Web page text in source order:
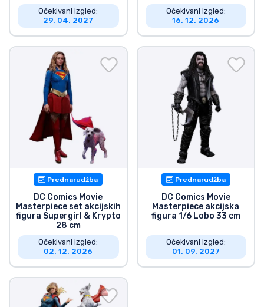
Očekivani izgled:
29. 04. 2027
Očekivani izgled:
16. 12. 2026
Prednarudžba
DC Comics Movie
Masterpiece set akcijskih
figura Supergirl & Krypto
28 cm
Očekivani izgled:
02. 12. 2026
Prednarudžba
DC Comics Movie
Masterpiece akcijska
figura 1/6 Lobo 33 cm
Očekivani izgled:
01. 09. 2027